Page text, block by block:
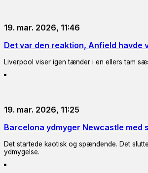
19. mar. 2026, 11:46
Det var den reaktion, Anfield havde
Liverpool viser igen tænder i en ellers tam
19. mar. 2026, 11:25
Barcelona ydmyger Newcastle med
Det startede kaotisk og spændende. Det
ydmygelse.